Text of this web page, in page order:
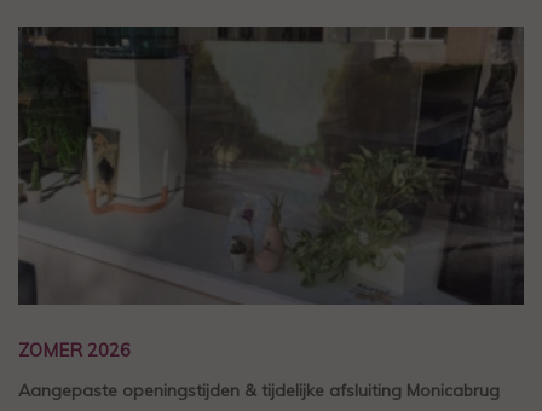
ZOMER 2026
Aangepaste openingstijden & tijdelijke afsluiting Monicabrug